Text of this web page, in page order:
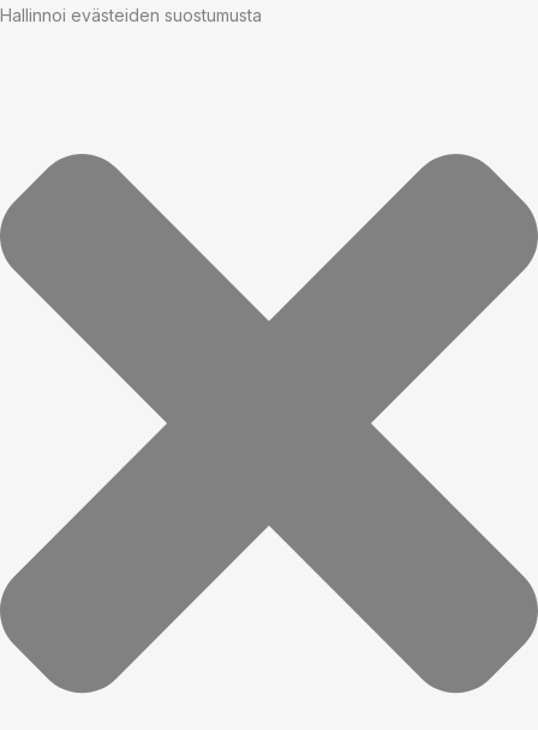
Hallinnoi evästeiden suostumusta